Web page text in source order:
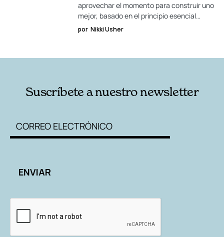
aprovechar el momento para construir uno
mejor, basado en el principio esencial…
por Nikki Usher
Suscríbete a nuestro newsletter